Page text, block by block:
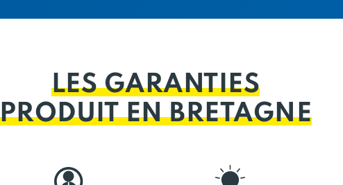
LES GARANTIES
EN BRETAGNE